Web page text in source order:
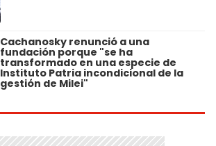
Cachanosky renunció a una
fundación porque "se ha
transformado en una especie de
Instituto Patria incondicional de la
gestión de Milei"